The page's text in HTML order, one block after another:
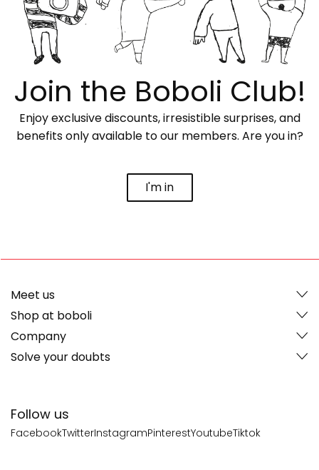
Join the Boboli Club!
Enjoy exclusive discounts, irresistible surprises, and
benefits only available to our members. Are you in?
I'm in
Follow us
FacebookTwitterInstagramPinterestYoutubeTiktok
Meet us
Shop at boboli
Company
Solve your doubts